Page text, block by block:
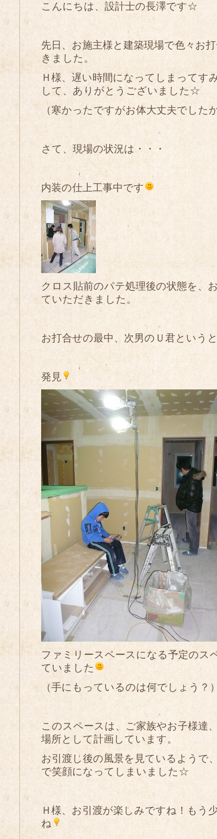
こんにちは、設計士の長澤です☆
先日、お施主様と建築現場で色々お
きました。
Ｈ様、遅い時間になってしまってす
して、ありがとうございました☆
（寒かったですがお体大丈夫でした
さて、現場の状況は・・・
内装の仕上工事中です
クロス貼前のパテ処理後の状態を、
ていただきました。
お打合せの最中、次男のＵ君という
発見
ファミリースペースになる予定のス
ていました
（手にもっているのは何でしょう？
このスペースは、ご家族やお子様達
場所として計画しています。
お引渡し後の風景を見ているようで
で笑顔になってしまいました☆
Ｈ様、お引渡が楽しみですね！もう
ね